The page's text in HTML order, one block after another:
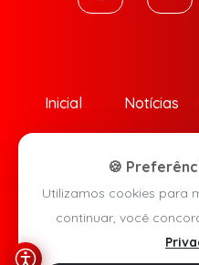
Inicial Notícias
Política
🍪
Utilizamos cookies para
continuar, você